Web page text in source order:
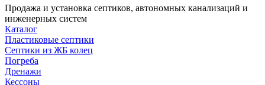
Продажа и установка септиков, автономных канализаций и
инженерных систем
Каталог
Пластиковые септики
Септики из ЖБ колец
Погреба
Дренажи
Кессоны